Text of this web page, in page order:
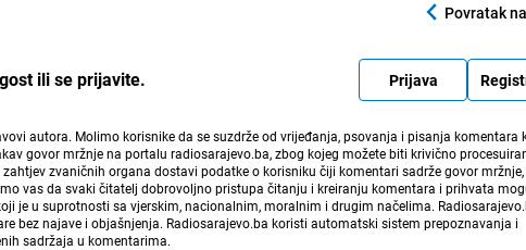
Povratak
ili se prijavite. Prijava
autora. Molimo korisnike da se suzdrže od vrijeđanja, psovanja i pisanja komentara
govor mržnje na portalu radiosarajevo.ba, zbog kojeg možete biti krivično
zvaničnih organa dostavi podatke o korisniku čiji komentari sadrže govor
vas da svaki čitatelj dobrovoljno pristupa čitanju i kreiranju komentara i prihvata
je u suprotnosti sa vjerskim, nacionalnim, moralnim i drugim načelima.
bez najave i objašnjenja. Radiosarajevo.ba koristi automatski sistem prepoznavanja i
sadržaja u komentarima.